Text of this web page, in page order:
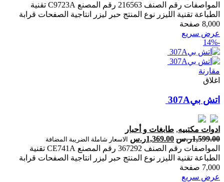
المواصفات رقم الصنف 216563 رقم المصنع C9723A تقنية
الطباعة تقنية الليزر نوع المنتج حبر ليزر انتاجية الصفحات ‎قرابة
8,000 صفحة‎
عرض سريع
-14%
مقارنة
اغلاق
ادوات مكتبيه, طابغات و أحبار
1,599.00ر.س 1,369.00ر.س الاسعار شاملة الضريبة المضافة
المواصفات رقم الصنف 367292 رقم المصنع CE741A تقنية
الطباعة تقنية الليزر نوع المنتج حبر ليزر انتاجية الصفحات ‎قرابة
7,000 صفحة‎
عرض سريع